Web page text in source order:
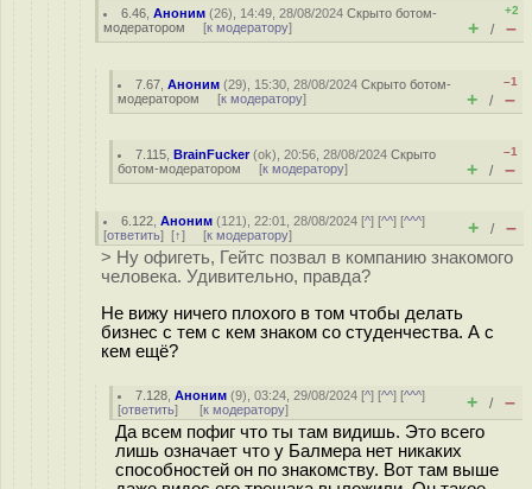
6.46 ,Аноним (26), 14:49, 28/08/2024Скрыто ботом-
модератором [к модератору]
+2
+ / –
7.67 ,Аноним (29), 15:30, 28/08/2024Скрыто ботом-
модератором [к модератору]
–1
+ / –
7.115 ,BrainFucker(ok), 20:56, 28/08/2024Скрыто
ботом-модератором [к модератору]
–1
+ / –
6.122 ,Аноним (121), 22:01, 28/08/2024 [^] [^^] [^^^]
[ответить] [↑] [к модератору] + / –
> Ну офигеть, Гейтс позвал в компанию знакомого
человека. Удивительно, правда?
Не вижу ничего плохого в том чтобы делать
бизнес с тем с кем знаком со студенчества. А с
кем ещё?
7.128 ,Аноним (9), 03:24, 29/08/2024 [^] [^^] [^^^]
[ответить] [к модератору] + / –
Да всем пофиг что ты там видишь. Это всего
лишь означает что у Балмера нет никаких
способностей он по знакомству. Вот там выше